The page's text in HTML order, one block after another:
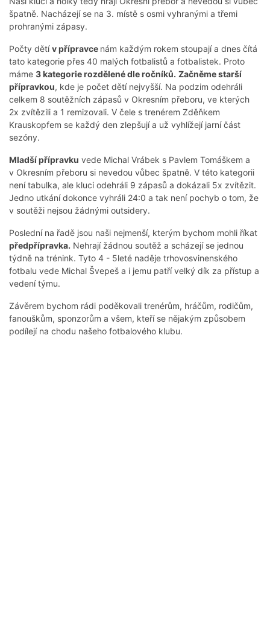
špatně. Nacházejí se na 3. místě s osmi vyhranými a třemi
prohranými zápasy.
Počty dětív přípravce nám každým rokem stoupají a dnes čítá
tato kategorie přes 40 malých fotbalistů a fotbalistek. Proto
máme 3 kategorie rozdělené dle ročníků. Začněme starší
přípravkou, kde je počet dětí nejvyšší. Na podzim odehráli
celkem 8 soutěžních zápasů v Okresním přeboru, ve kterých
2x zvítězili a 1 remizovali. V čele s trenérem Zděňkem
Krauskopfem se každý den zlepšují a už vyhlížejí jarní část
sezóny.
Mladší přípravku vede Michal Vrábek s Pavlem Tomáškem a
v Okresním přeboru si nevedou vůbec špatně. V této kategorii
není tabulka, ale kluci odehráli 9 zápasů a dokázali 5x zvítězit.
Jedno utkání dokonce vyhráli 24:0 a tak není pochyb o tom, že
v soutěži nejsou žádnými outsidery.
Poslední na řadě jsou naši nejmenší, kterým bychom mohli říkat
předpřípravka. Nehrají žádnou soutěž a scházejí se jednou
týdně na trénink. Tyto 4 - 5leté naděje trhovosvinenského
fotbalu vede Michal Švepeš a i jemu patří velký dík za přístup a
vedení týmu.
Závěrem bychom rádi poděkovali trenérům, hráčům, rodičům,
fanouškům, sponzorům a všem, kteří se nějakým způsobem
podílejí na chodu našeho fotbalového klubu.